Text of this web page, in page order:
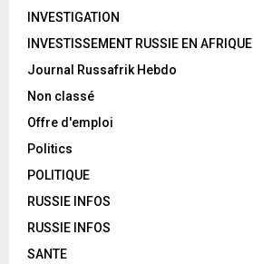
INVESTIGATION
INVESTISSEMENT RUSSIE EN AFRIQUE
Journal Russafrik Hebdo
Non classé
Offre d'emploi
Politics
POLITIQUE
RUSSIE INFOS
RUSSIE INFOS
SANTE